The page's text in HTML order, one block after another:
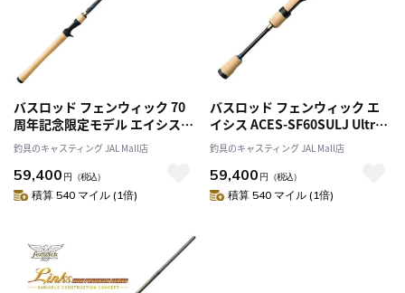
バスロッド フェンウィック 70
周年記念限定モデル エイシス
ACES -CS66CMLJ Crank Shaft
釣具のキャスティング JAL Mall店
59,400 円 （税込）
積算 540 マイル (1倍)
バスロッド フェンウィック エ
イシス ACES-SF60SULJ Ultra
Finesse Special
釣具のキャスティング JAL Mall店
59,400 円 （税込）
積算 540 マイル (1倍)